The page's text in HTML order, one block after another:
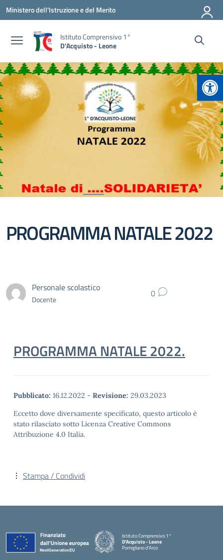
Vai ai contenuti
Vai al menu di navigazione
Vai al footer
Ministero dell'Istruzione e del Merito
Istituto Comprensivo 1°
D'Acquisto - Leone
PROGRAMMA NATALE 2022
Personale scolastico
Docente 0
PROGRAMMA NATALE 2022.
Pubblicato: 16.12.2022 - Revisione: 29.03.2023
Eccetto dove diversamente specificato, questo articolo è
stato rilasciato sotto Licenza Creative Commons
Attribuzione 4.0 Italia.
Stampa / Condividi
Istituto Comprensivo 1°
D'Acquisto - Leone
Pomigliano d'Arco
— Visita la pagina iniziale della scuola